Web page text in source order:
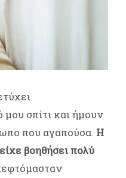
μου σπίτι και ήμουν
που αγαπούσα. Η
βοηθήσει πολύ